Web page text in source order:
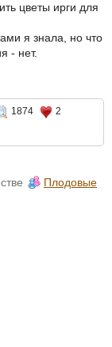
цветы ирги для
я знала, но что
- нет.
1874
2
Плодовые